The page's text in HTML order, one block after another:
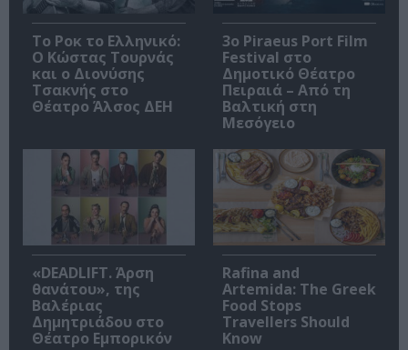
Το Ροκ το Ελληνικό:
Ο Κώστας Τουρνάς
και ο Διονύσης
Τσακνής στο
Θέατρο Άλσος ΔΕΗ
3o Piraeus Port Film
Festival στο
Δημοτικό Θέατρο
Πειραιά – Από τη
Βαλτική στη
Μεσόγειο
«DEADLIFT. Άρση
θανάτου», της
Βαλέριας
Δημητριάδου στο
Θέατρο Εμπορικόν
Rafina and
Artemida: The Greek
Food Stops
Travellers Should
Know